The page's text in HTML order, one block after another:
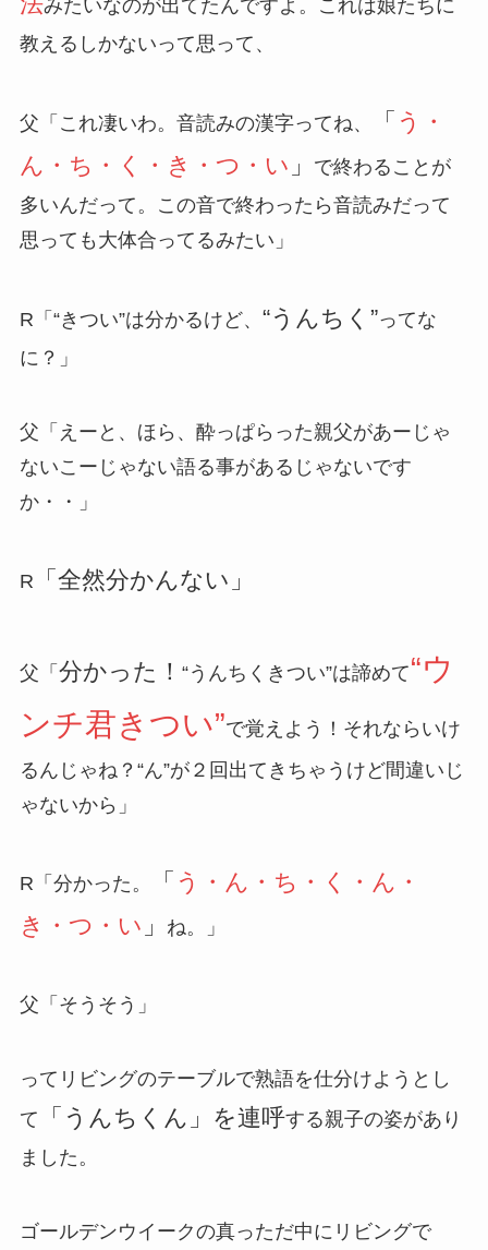
みたいなのが出てたんですよ。これは娘たちに
教えるしかないって思って、
父「これ凄いわ。音読みの漢字ってね、 「 う・
ん・ち・く・き・つ・い 」
で終わることが
多いんだって。この音で終わったら音読みだって
思っても大体合ってるみたい」
R「“きつい”は分かるけど、 “うんちく”ってな
に？」
父「えーと、ほら、酔っぱらった親父があーじゃ
ないこーじゃない語る事があるじゃないです
か・・」
R 「全然分かんない」
父「 分かった！ “うんちくきつい”は諦めて“ウ
ンチ君きつい”で覚えよう！それならいけ
るんじゃね？“ん”が２回出てきちゃうけど間違いじ
ゃないから」
R「分かった。 「 う・ん・ち・く・ん・
き・つ・い 」 ね。」
父「そうそう」
ってリビングのテーブルで熟語を仕分けようとし
て
「うんちくん」を連呼する親子の姿があり
ました。
ゴールデンウイークの真っただ中にリビングで